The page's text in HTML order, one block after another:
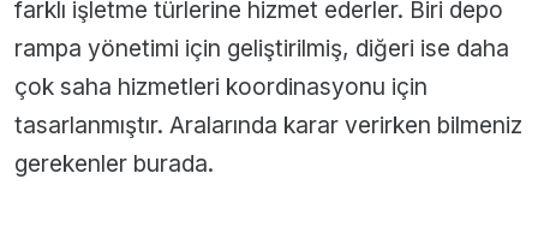
farklı işletme türlerine hizmet ederler. Biri depo
rampa yönetimi için geliştirilmiş, diğeri ise daha
çok saha hizmetleri koordinasyonu için
tasarlanmıştır. Aralarında karar verirken bilmeniz
gerekenler burada.